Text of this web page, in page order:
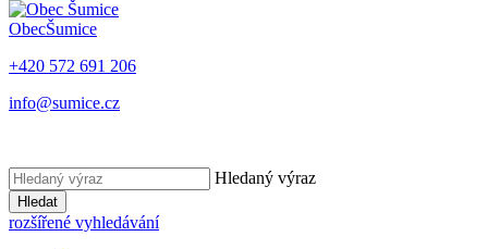
ObecŠumice
+420 572 691 206
info@sumice.cz
Hledaný výraz
Hledat
rozšířené vyhledávání